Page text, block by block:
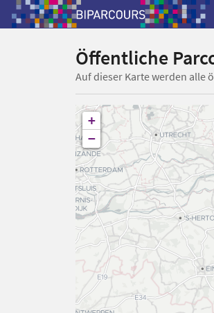
Öffentliche
Auf dieser Karte werden alle
+
−